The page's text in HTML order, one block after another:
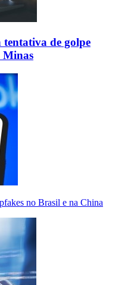
tentativa de golpe
Minas
no Brasil e na China